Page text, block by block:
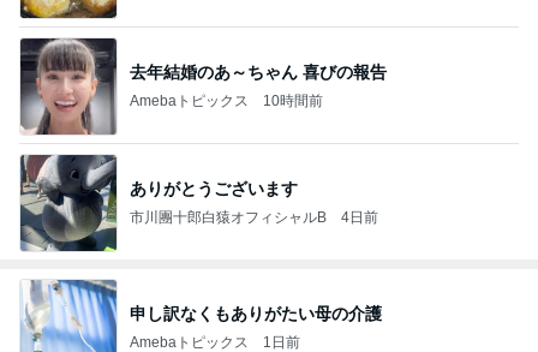
去年結婚のあ～ちゃん 喜びの報告
Amebaトピックス 10時間前
ありがとうございます
市川團十郎白猿オフィシャルB 4日前
申し訳なくもありがたい母の介護
Amebaトピックス 1日前